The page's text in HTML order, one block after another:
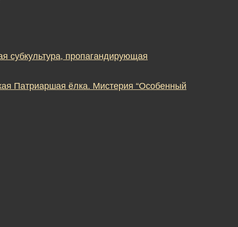
субкультура, пропагандирующая
Патриаршая ёлка. Мистерия “Особенный